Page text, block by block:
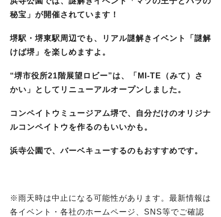
秘宝」が開催されています！
堺駅・堺東駅周辺でも、リアル謎解きイベント「謎解
けば堺」を楽しめますよ。
“堺市役所21階展望ロビー”は、「MI-TE（みて）さ
かい」としてリニューアルオープンしました。
コンペイトウミュージアム堺で、自分だけのオリジナ
ルコンペイトウを作るのもいいかも。
浜寺公園で、バーベキューするのもおすすめです。
※雨天時は中止になる可能性があります。最新情報は
各イベント・各社のホームページ、SNS等でご確認